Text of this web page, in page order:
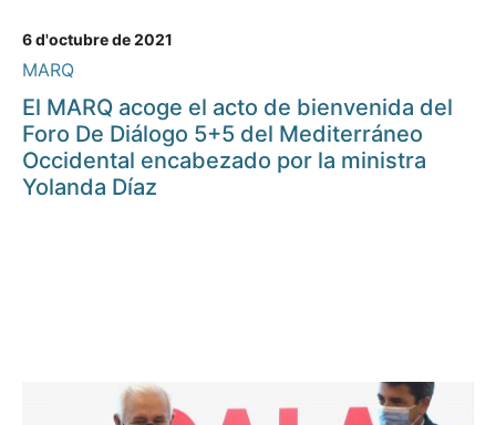
6 d'octubre de 2021
MARQ
El MARQ acoge el acto de bienvenida del
Foro De Diálogo 5+5 del Mediterráneo
Occidental encabezado por la ministra
Yolanda Díaz